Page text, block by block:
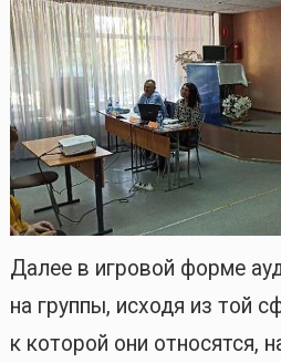
Далее в игровой форме
на группы, исходя из той
к которой они относятся,